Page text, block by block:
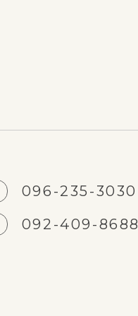
096-235-3030
092-409-8688